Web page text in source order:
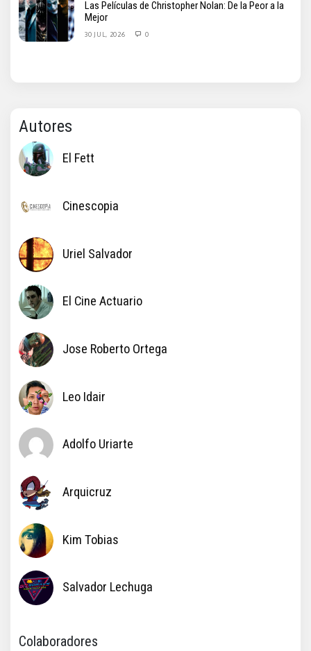
Las Películas de Christopher Nolan: De la Peor a la
Mejor
30 JUL, 2026 0
Autores
El Fett
Cinescopia
Uriel Salvador
El Cine Actuario
Jose Roberto Ortega
Leo Idair
Adolfo Uriarte
Arquicruz
Kim Tobias
Salvador Lechuga
Colaboradores